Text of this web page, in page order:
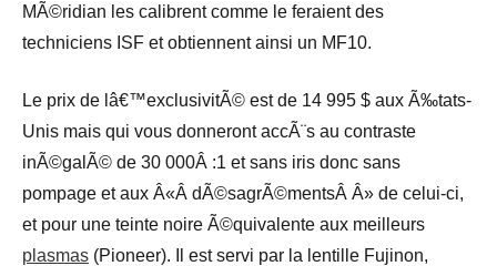
MÃ©ridian les calibrent comme le feraient des
techniciens ISF et obtiennent ainsi un MF10.
Le prix de lâ€™exclusivitÃ© est de 14 995 $ aux Ã‰tats-
Unis mais qui vous donneront accÃ¨s au contraste
inÃ©galÃ© de 30 000Â :1 et sans iris donc sans
pompage et aux Â«Â dÃ©sagrÃ©mentsÂ Â» de celui-ci,
et pour une teinte noire Ã©quivalente aux meilleurs
plasmas (Pioneer). Il est servi par la lentille Fujinon,